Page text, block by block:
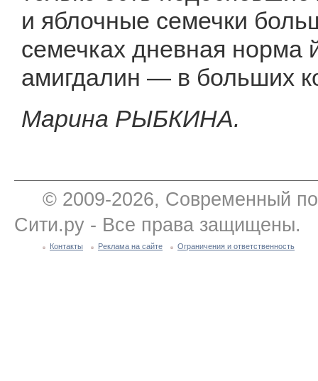
и яблочные семечки
семечках дневная норма
амигдалин — в больших
Марина РЫБКИНА.
© 2009-2026, Современный
Сити.ру - Все права защищены.
Контакты Реклама на сайте Ограничения и ответственность